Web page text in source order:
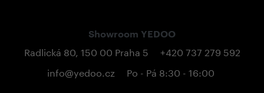
Showroom YEDOO
Radlická 80, 150 00 Praha 5
+420 737 279 592
info@yedoo.cz
Po - Pá 8:30 - 16:00